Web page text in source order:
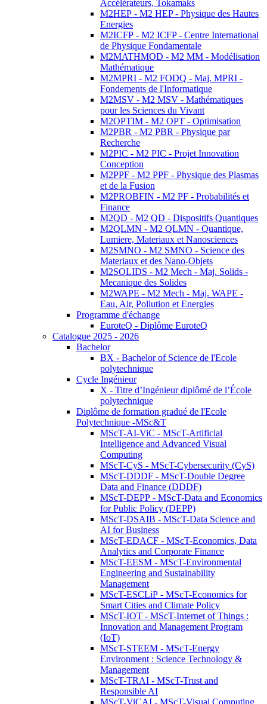
Accélérateurs, Tokamaks
M2HEP - M2 HEP - Physique des Hautes
Energies
M2ICFP - M2 ICFP - Centre International
de Physique Fondamentale
M2MATHMOD - M2 MM - Modélisation
Mathématique
M2MPRI - M2 FODQ - Maj. MPRI -
Fondements de l'Informatique
M2MSV - M2 MSV - Mathématiques
pour les Sciences du Vivant
M2OPTIM - M2 OPT - Optimisation
M2PBR - M2 PBR - Physique par
Recherche
M2PIC - M2 PIC - Projet Innovation
Conception
M2PPF - M2 PPF - Physique des Plasmas
et de la Fusion
M2PROBFIN - M2 PF - Probabilités et
Finance
M2QD - M2 QD - Dispositifs Quantiques
M2QLMN - M2 QLMN - Quantique,
Lumiere, Materiaux et Nanosciences
M2SMNO - M2 SMNO - Science des
Materiaux et des Nano-Objets
M2SOLIDS - M2 Mech - Maj. Solids -
Mecanique des Solides
M2WAPE - M2 Mech - Maj. WAPE -
Eau, Air, Pollution et Energies
Programme d'échange
EuroteQ - Diplôme EuroteQ
Catalogue 2025 - 2026
Bachelor
BX - Bachelor of Science de l'Ecole
polytechnique
Cycle Ingénieur
X - Titre d’Ingénieur diplômé de l’École
polytechnique
Diplôme de formation gradué de l'Ecole
Polytechnique -MSc&T
MScT-AI-ViC - MScT-Artificial
Intelligence and Advanced Visual
Computing
MScT-CyS - MScT-Cybersecurity (CyS)
MScT-DDDF - MScT-Double Degree
Data and Finance (DDDF)
MScT-DEPP - MScT-Data and Economics
for Public Policy (DEPP)
MScT-DSAIB - MScT-Data Science and
AI for Business
MScT-EDACF - MScT-Economics, Data
Analytics and Corporate Finance
MScT-EESM - MScT-Environmental
Engineering and Sustainability
Management
MScT-ESCLiP - MScT-Economics for
Smart Cities and Climate Policy
MScT-IOT - MScT-Internet of Things :
Innovation and Management Program
(IoT)
MScT-STEEM - MScT-Energy
Environment : Science Technology &
Management
MScT-TRAI - MScT-Trust and
Responsible AI
MScT-ViCAI - MScT-Visual Computing